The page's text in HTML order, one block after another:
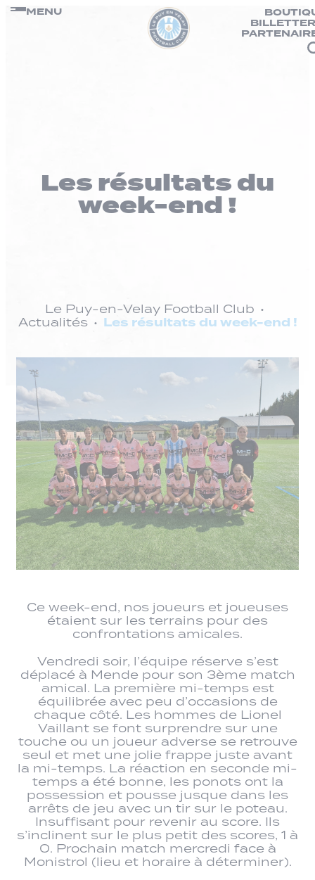
Passer
MENU
Les résultats du
week-end !
Le Puy-en-Velay Football Club
Actualités
Les résultats du week-end !
Ce week-end, nos joueurs et joueuses
étaient sur les terrains pour des
confrontations amicales.
Vendredi soir, l’équipe réserve s’est
déplacé à Mende pour son 3ème match
amical. La première mi-temps est
équilibrée avec peu d’occasions de
chaque côté. Les hommes de Lionel
Vaillant se font surprendre sur une
touche ou un joueur adverse se retrouve
seul et met une jolie frappe juste avant
la mi-temps. La réaction en seconde mi-
temps a été bonne, les ponots ont la
possession et pousse jusque dans les
arrêts de jeu avec un tir sur le poteau.
Insuffisant pour revenir au score. Ils
s’inclinent sur le plus petit des scores, 1 à
0. Prochain match mercredi face à
Monistrol (lieu et horaire à déterminer).
Panneau de gestion des cookies